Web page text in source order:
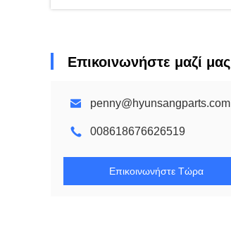
Επικοινωνήστε μαζί μας
penny@hyunsangparts.com
008618676626519
Επικοινωνήστε Τώρα